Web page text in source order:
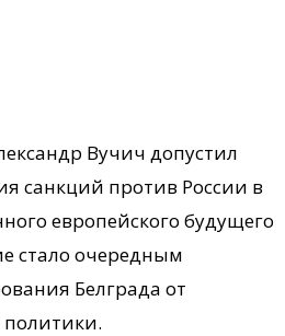
Вучич допустил
санкций против России в
европейского будущего
стало очередным
Белграда от